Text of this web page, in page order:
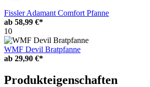
Fissler Adamant Comfort Pfanne
ab 58,99 €*
10
WMF Devil Bratpfanne
ab 29,90 €*
Produkteigenschaften